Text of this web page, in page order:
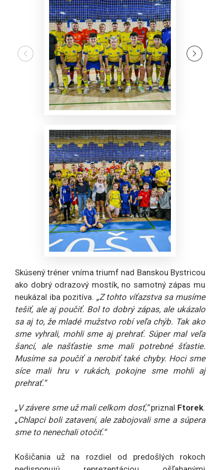
Skúsený tréner vníma triumf nad Banskou Bystricou
ako dobrý odrazový mostík, no samotný zápas mu
neukázal iba pozitíva. „Z tohto víťazstva sa musíme
tešiť, ale aj poučiť. Bol to dobrý zápas, ale ukázalo
sa aj to, že mladé mužstvo robí veľa chýb. Tak ako
sme vyhrali, mohli sme aj prehrať. Súper mal veľa
šancí, ale našťastie sme mali potrebné šťastie.
Musíme sa poučiť a nerobiť také chyby. Hoci sme
síce mali hru v rukách, pokojne sme mohli aj
prehrať.“
„V závere sme už mali celkom dosť,“priznal Ftorek.
„Chlapci boli zatavení, ale zabojovali sme a súpera
sme to nenechali otočiť.“
Košičania už na rozdiel od predošlých rokoch